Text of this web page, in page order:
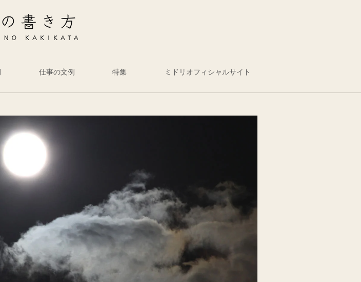
仕事の文例 特集 ミドリオフィシャルサイト